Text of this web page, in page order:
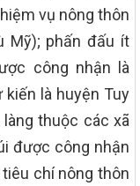
vụ nông thôn
Mỹ); phấn đấu ít
công nhận là
là huyện Tuy
thuộc các xã
được công nhận
chí nông thôn